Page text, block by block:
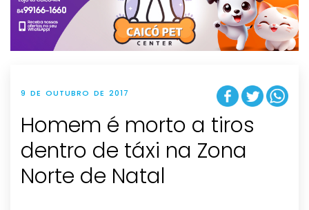
t
i
o
n
9 DE OUTUBRO DE 2017
Homem é morto a tiros
dentro de táxi na Zona
Norte de Natal